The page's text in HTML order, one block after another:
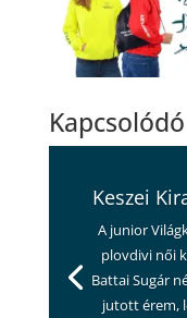
Keszei
A junior
plovdivi női
Battai Sugár
jutott érem,